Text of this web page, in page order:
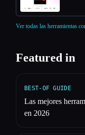
Ver todas las herramientas
Featured in
BEST-OF GUIDE
Las mejores
en 2026